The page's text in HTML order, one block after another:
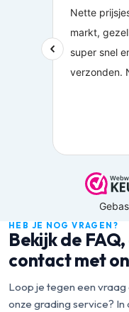
HEB JE NOG VRAGEN?
Bekijk de
contact met
Loop je tegen een
onze grading service? In